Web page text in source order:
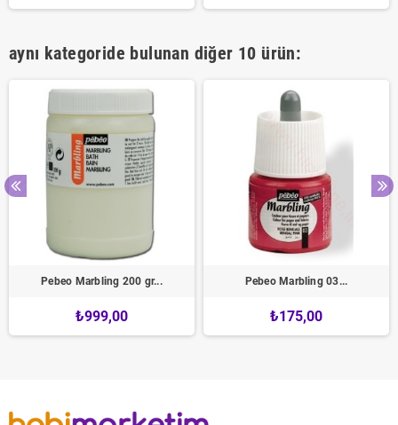
aynı kategoride bulunan diğer 10 ürün:
Pebeo Marbling 200 gr...
₺999,00
Pebeo Marbling 03...
₺175,00